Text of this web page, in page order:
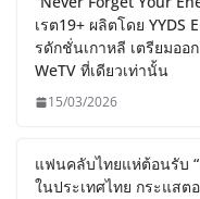
เรต19+ ผลิตโดย
รดักชั่นเกาหลี เตรียมอ
WeTV ที่เดียวเท่านั้น
15/03/2026
แฟนคลับไทยแห่ต้อนรับ
ในประเทศไทย กระแสต